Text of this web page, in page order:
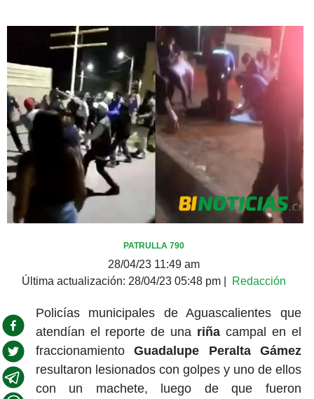
PATRULLA 790
28/04/23 11:49 am
Última actualización: 28/04/23 05:48 pm| Redacción
Policías municipales de Aguascalientes que
atendían el reporte de una riña campal en el
fraccionamientoGuadalupe Peralta Gámez
resultaron lesionados con golpes y uno de ellos
con un machete, luego de que fueron